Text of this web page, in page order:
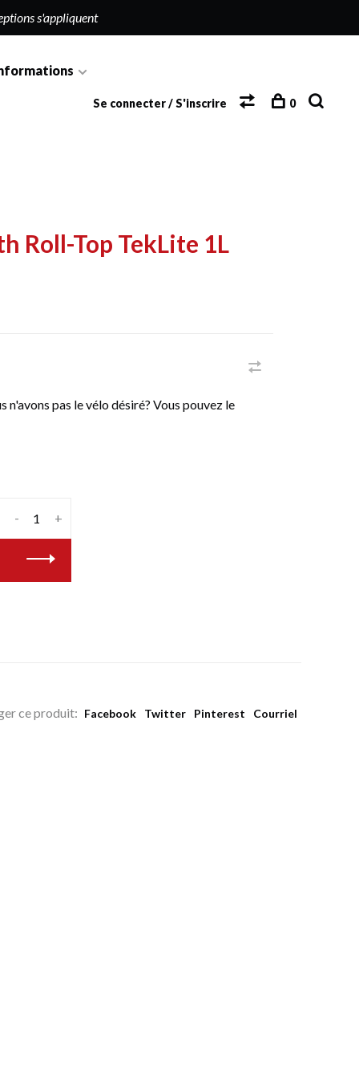
s'appliquent
Se connecter / S'inscrire 0
Roll-Top TekLite 1L
n'avons pas le vélo désiré? Vous pouvez le
+
-
ce produit: Facebook Twitter Pinterest Courriel